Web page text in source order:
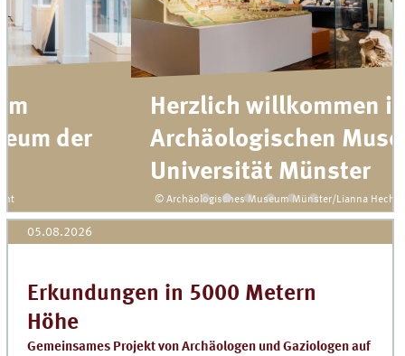
Herzlich willkommen im
Archäologischen Museum der
Universität Münster
© Archäologisches Museum Münster/Lianna Hecht
05.08.2026
Erkundungen in 5000 Metern
Höhe
Gemeinsames Projekt von Archäologen und Gaziologen auf